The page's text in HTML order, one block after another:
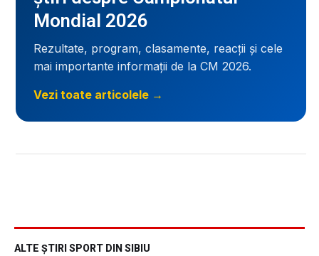
Mondial 2026
Rezultate, program, clasamente, reacții și cele
mai importante informații de la CM 2026.
Vezi toate articolele →
ALTE ȘTIRI SPORT DIN SIBIU